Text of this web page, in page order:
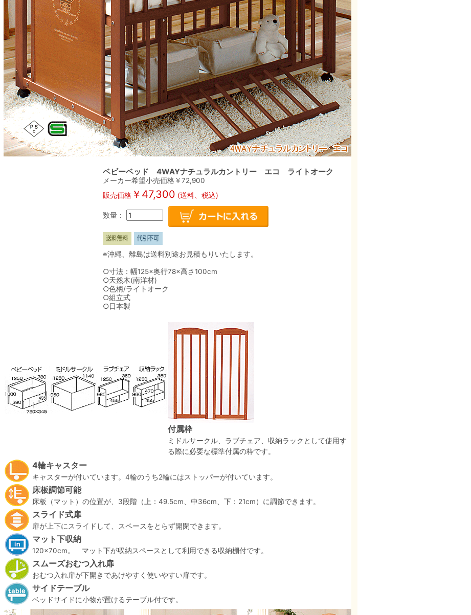
ベビーベッド 4WAYナチュラルカントリー エコ ライトオーク
メーカー希望小売価格￥72,900
販売価格￥47,300 (送料、税込)
数量：
※沖縄、離島は送料別途お見積もりいたします。
○寸法：幅125×奥行78×高さ100cm
○天然木(南洋材)
○色柄/ライトオーク
○組立式
○日本製
付属枠
ミドルサークル、ラブチェア、収納ラックとして使用す
る際に必要な標準付属の枠です。
4輪キャスター
キャスターが付いています。4輪のうち2輪にはストッパーが付いています。
床板調節可能
床板（マット）の位置が、3段階（上：49.5cm、中36cm、下：21cm）に調節できます。
スライド式扉
扉が上下にスライドして、スペースをとらず開閉できます。
マット下収納
120×70cm。 マット下が収納スペースとして利用できる収納棚付です。
スムーズおむつ入れ扉
おむつ入れ扉が下開きであけやすく使いやすい扉です。
サイドテーブル
ベッドサイドに小物が置けるテーブル付です。